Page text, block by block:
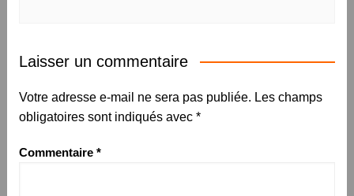
Laisser un commentaire
Votre adresse e-mail ne sera pas publiée. Les champs
obligatoires sont indiqués avec *
Commentaire *